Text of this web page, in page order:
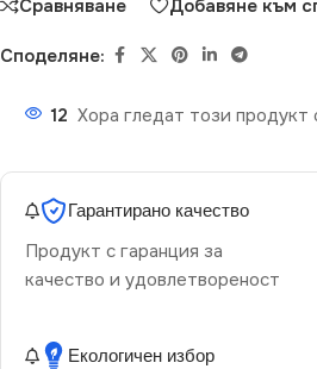
Сравняване Добавяне към
Споделяне:
12 Хора гледат този продукт
Гарантирано качество
Продукт с гаранция за
качество и удовлетвореност
Екологичен избор